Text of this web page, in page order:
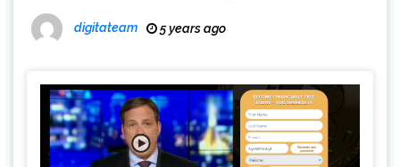
digitateam 5 years ago